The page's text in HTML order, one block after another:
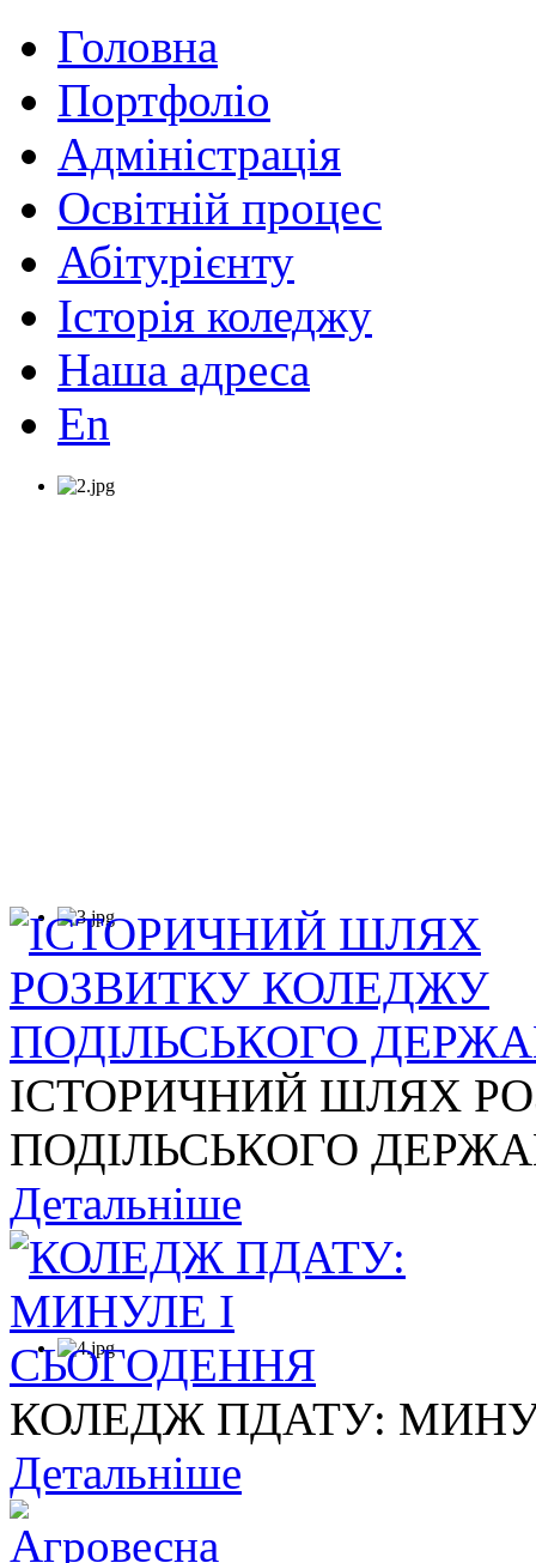
Головна
Портфоліо
Адміністрація
Освітній процес
Абітурієнту
Історія коледжу
Наша адреса
En
ІСТОРИЧНИЙ ШЛЯХ
ПОДІЛЬСЬКОГО
Детальніше
КОЛЕДЖ ПДАТУ:
Детальніше